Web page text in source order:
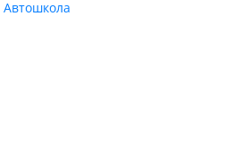
Автошкола